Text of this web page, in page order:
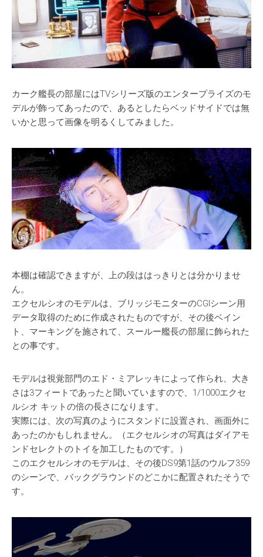
カーク艦長の部屋にはTVシリーズ版のエンタープライズのモ
デルが飾ってあったので、あるとしたらベッドサイドでは無
いかと思って画像を明るくしてみました。
本棚は確認できますが、上の段ははっきりとは分かりませ
ん。
エクセルシオのモデルは、ブリッジモニターのCGIシーン用
データ取得のために作成されたものですが、その後ベイン
ト、マーキングを施されて、スールー艦長の部屋に飾られた
との事です。
モデルは視覚部門のエド・ミアレッキによって作られ、大き
さは3フィートであったと聞いていますので、1/1000エクセ
ルシオ キットの倍の長さになります。
実際には、次の写真のようにスタンドに設置され、画面外に
あったのかもしれません。（エクセルシオの写真はダイアモ
ンドセレクトのトイを加工したものです。）
このエクセルシオのモデルは、その後DS9第1話のウルフ359
のシーンで、バックグラウンドのどこかに配置されたそうで
す。